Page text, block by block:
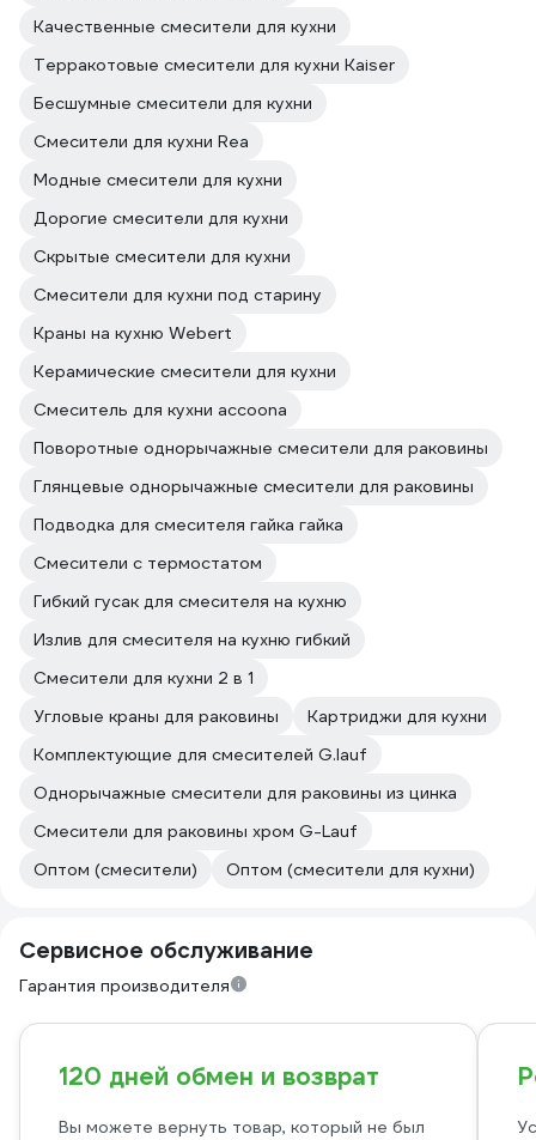
Качественные смесители для кухни
Терракотовые смесители для кухни Kaiser
Бесшумные смесители для кухни
Смесители для кухни Rea
Модные смесители для кухни
Дорогие смесители для кухни
Скрытые смесители для кухни
Смесители для кухни под старину
Краны на кухню Webert
Керамические смесители для кухни
Смеситель для кухни accoona
Поворотные однорычажные смесители для раковины
Глянцевые однорычажные смесители для раковины
Подводка для смесителя гайка гайка
Смесители с термостатом
Гибкий гусак для смесителя на кухню
Излив для смесителя на кухню гибкий
Смесители для кухни 2 в 1
Угловые краны для раковины
Картриджи для кухни
Комплектующие для смесителей G.lauf
Однорычажные смесители для раковины из цинка
Смесители для раковины хром G-Lauf
Оптом (смесители)
Оптом (смесители для кухни)
Сервисное обслуживание
Гарантия производителя
120 дней обмен и возврат
Вы можете вернуть товар, который не был